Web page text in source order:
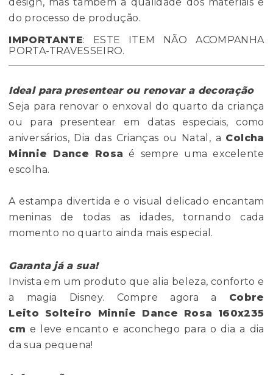
design, mas também a qualidade dos materiais e
do processo de produção.
IMPORTANTE: ESTE ITEM NÃO ACOMPANHA
PORTA-TRAVESSEIRO.
Ideal para presentear ou renovar a decoração
Seja para renovar o enxoval do quarto da criança
ou para presentear em datas especiais, como
aniversários, Dia das Crianças ou Natal, a Colcha
Minnie Dance Rosa é sempre uma excelente
escolha.
A estampa divertida e o visual delicado encantam
meninas de todas as idades, tornando cada
momento no quarto ainda mais especial.
Garanta já a sua!
Invista em um produto que alia beleza, conforto e
a magia Disney. Compre agora a Cobre
Leito Solteiro Minnie Dance Rosa 160x235
cm e leve encanto e aconchego para o dia a dia
da sua pequena!